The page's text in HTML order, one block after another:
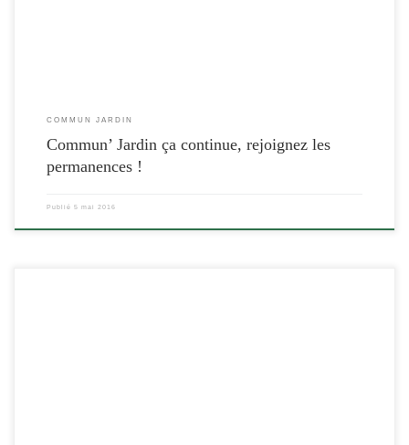
COMMUN JARDIN
Commun’ Jardin ça continue, rejoignez les
permanences !
Publié 5 mai 2016